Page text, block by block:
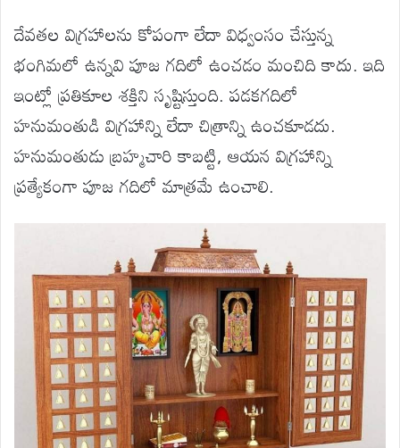
దేవతల విగ్రహాలను కోపంగా లేదా విధ్వంసం చేస్తున్న
భంగిమలో ఉన్నవి పూజ గదిలో ఉంచడం మంచిది కాదు. ఇది
ఇంట్లో ప్రతికూల శక్తిని సృష్టిస్తుంది. పడకగదిలో
హనుమంతుడి విగ్రహాన్ని లేదా చిత్రాన్ని ఉంచకూడదు.
హనుమంతుడు బ్రహ్మచారి కాబట్టి, ఆయన విగ్రహాన్ని
ప్రత్యేకంగా పూజ గదిలో మాత్రమే ఉంచాలి.